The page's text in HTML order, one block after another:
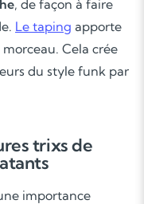
, de façon à faire
Le taping apporte
Cela crée
du style funk par
trixs de
importance